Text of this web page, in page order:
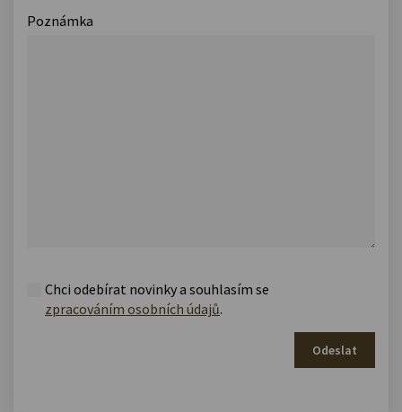
Poznámka
Chci odebírat novinky a souhlasím se
zpracováním osobních údajů.
Odeslat